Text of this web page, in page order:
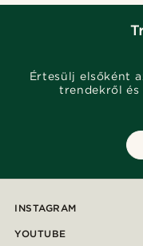
Értesülj elsőként
trendekről és
INSTAGRAM
YOUTUBE